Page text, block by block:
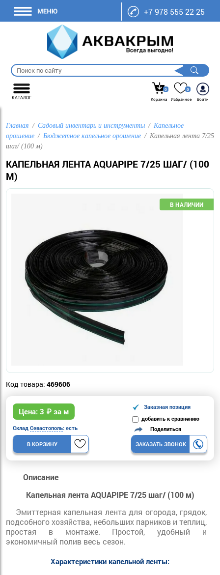
+7 978 555 22 25
КАТАЛОГ
0
Корзина
0
Избранное
Войти
Главная Садовый инвентарь и инструменты
Капельное
орошение
Бюджетное капельное орошение
Капельная лента 7/25
шаг/ (100 м)
КАПЕЛЬНАЯ ЛЕНТА AQUAPIPE 7/25 ШАГ/ (100
М)
Код товара: 469606
Цена: 3 ₽ за м
Заказная позиция
добавить к сравнению
Склад Севастополь: есть
В КОРЗИНУ
Поделиться
ЗАКАЗАТЬ ЗВОНОК
Описание
Капельная лента AQUAPIPE 7/25 шаг/ (100 м)
Эмиттерная капельная лента для огорода, грядок,
подсобного хозяйства, небольших парников и теплиц,
простая в монтаже. Простой, удобный и
экономичный полив весь сезон.
Характеристики капельной ленты: